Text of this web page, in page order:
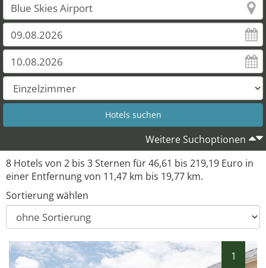
Weitere Suchoptionen
8 Hotels von 2 bis 3 Sternen für 46,61 bis 219,19 Euro in
einer Entfernung von 11,47 km bis 19,77 km.
Sortierung wählen
1